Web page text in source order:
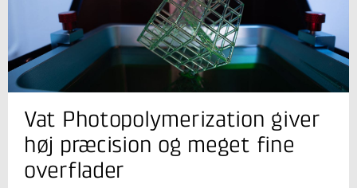
Jeg er din kontaktperson
Brian Lykke Christensen
Sektionsleder
Industriel 3D print
+45 72 20 20 58
Vat Photopolymerization giver
høj præcision og meget fine
overflader